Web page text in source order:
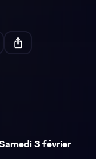
ios_share
3 février